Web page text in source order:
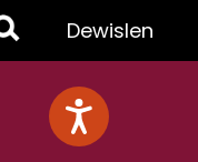
Toggle
Menu
Dewislen